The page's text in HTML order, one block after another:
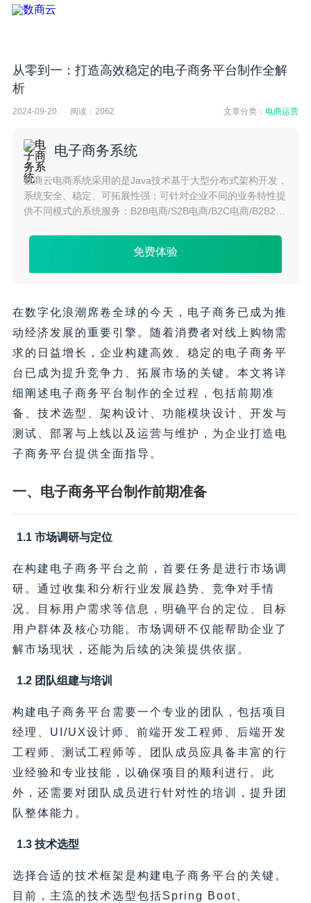
从零到一：打造高效稳定的电子商务平台制作全解
析
2024-09-20 阅读： 2062 文章分类：电商运营
电子商务系统
数商云电商系统采用的是Java技术基于大型分布式架构开发，
系统安全、稳定、可拓展性强；可针对企业不同的业务特性提
供不同模式的系统服务：B2B电商/S2B电商/B2C电商/B2B2C
免费体验
在数字化浪潮席卷全球的今天，电子商务已成为推
动经济发展的重要引擎。随着消费者对线上购物需
求的日益增长，企业构建高效、稳定的电子商务平
台已成为提升竞争力、拓展市场的关键。本文将详
细阐述电子商务平台制作的全过程，包括前期准
备、技术选型、架构设计、功能模块设计、开发与
测试、部署与上线以及运营与维护，为企业打造电
子商务平台提供全面指导。
一、电子商务平台制作前期准备
1.1 市场调研与定位
在构建电子商务平台之前，首要任务是进行市场调
研。通过收集和分析行业发展趋势、竞争对手情
况、目标用户需求等信息，明确平台的定位、目标
用户群体及核心功能。市场调研不仅能帮助企业了
解市场现状，还能为后续的决策提供依据。
1.2 团队组建与培训
构建电子商务平台需要一个专业的团队，包括项目
经理、UI/UX设计师、前端开发工程师、后端开发
工程师、测试工程师等。团队成员应具备丰富的行
业经验和专业技能，以确保项目的顺利进行。此
外，还需要对团队成员进行针对性的培训，提升团
队整体能力。
1.3 技术选型
选择合适的技术框架是构建电子商务平台的关键。
目前，主流的技术选型包括Spring Boot、